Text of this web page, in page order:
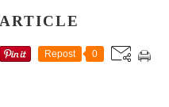
Repost 0